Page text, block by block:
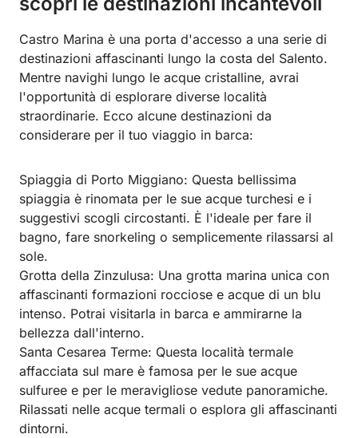
Castro Marina è una porta d'accesso a una serie di
destinazioni affascinanti lungo la costa del Salento.
Mentre navighi lungo le acque cristalline, avrai
l'opportunità di esplorare diverse località
straordinarie. Ecco alcune destinazioni da
considerare per il tuo viaggio in barca:
Spiaggia di Porto Miggiano: Questa bellissima
spiaggia è rinomata per le sue acque turchesi e i
suggestivi scogli circostanti. È l'ideale per fare il
bagno, fare snorkeling o semplicemente rilassarsi al
sole.
Grotta della Zinzulusa: Una grotta marina unica con
affascinanti formazioni rocciose e acque di un blu
intenso. Potrai visitarla in barca e ammirarne la
bellezza dall'interno.
Santa Cesarea Terme: Questa località termale
affacciata sul mare è famosa per le sue acque
sulfuree e per le meravigliose vedute panoramiche.
Rilassati nelle acque termali o esplora gli affascinanti
dintorni.